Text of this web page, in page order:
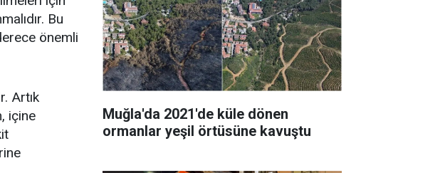
Bu
önemli
Artık
içine
Muğla'da 2021'de küle dönen
ormanlar yeşil örtüsüne kavuştu